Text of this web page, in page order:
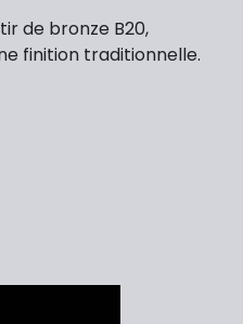
de bronze B20,
finition traditionnelle.